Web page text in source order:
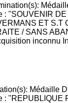
"SOUVENIR
ET S.T
/ SANS
inconnu